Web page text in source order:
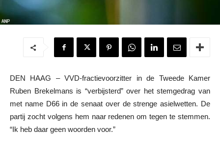
DEN HAAG – VVD-fractievoorzitter in de Tweede Kamer
Ruben Brekelmans is “verbijsterd” over het stemgedrag van
met name D66 in de senaat over de strenge asielwetten. De
partij zocht volgens hem naar redenen om tegen te stemmen.
“Ik heb daar geen woorden voor.”